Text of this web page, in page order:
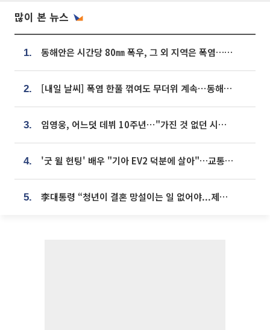
많이 본 뉴스
1. 동해안은 시간당 80㎜ 폭우, 그 외 지역은 폭염…‘극과 극 날씨’
2. [내일 날씨] 폭염 한풀 꺾여도 무더위 계속⋯동해안 이틀 연속 비
3. 임영웅, 어느덧 데뷔 10주년⋯"가진 것 없던 시절, 내 앞엔 20명의 팬뿐"
4. '굿 윌 헌팅' 배우 "기아 EV2 덕분에 살아"…교통사고 후 안전성 극찬
5. 李대통령 “청년이 결혼 망설이는 일 없어야...제도상 불이익 조사”